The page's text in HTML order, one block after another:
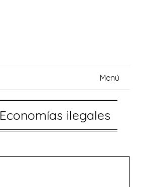
Menú
Economías ilegales